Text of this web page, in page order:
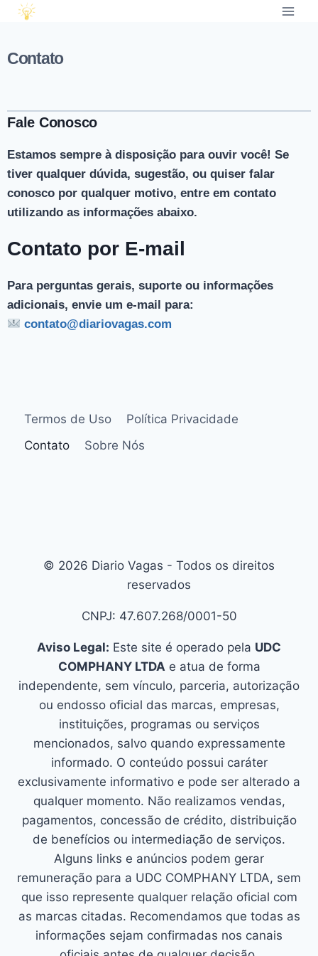
Contato
Fale Conosco
Estamos sempre à disposição para ouvir você! Se
tiver qualquer dúvida, sugestão, ou quiser falar
conosco por qualquer motivo, entre em contato
utilizando as informações abaixo.
Contato por E-mail
Para perguntas gerais, suporte ou informações
adicionais, envie um e-mail para:
contato@diariovagas.com
Termos de Uso
Política Privacidade
Contato
Sobre Nós
© 2026 Diario Vagas - Todos os direitos
reservados
CNPJ: 47.607.268/0001-50
Aviso Legal: Este site é operado pela UDC
COMPHANY LTDAe atua de forma
independente, sem vínculo, parceria, autorização
ou endosso oficial das marcas, empresas,
instituições, programas ou serviços
mencionados, salvo quando expressamente
informado. O conteúdo possui caráter
exclusivamente informativo e pode ser alterado a
qualquer momento. Não realizamos vendas,
pagamentos, concessão de crédito, distribuição
de benefícios ou intermediação de serviços.
Alguns links e anúncios podem gerar
remuneração para a UDC COMPHANY LTDA, sem
que isso represente qualquer relação oficial com
as marcas citadas. Recomendamos que todas as
informações sejam confirmadas nos canais